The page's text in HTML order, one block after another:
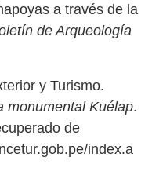
a través de la
de Arqueología
y Turismo.
monumental Kuélap.
de
index.a